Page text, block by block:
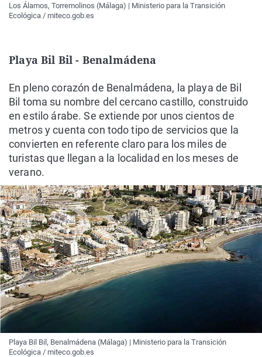
Los Álamos, Torremolinos (Málaga) | Ministerio para la Transición
Ecológica / miteco.gob.es
Playa Bil Bil - Benalmádena
En pleno corazón de Benalmádena, la playa de Bil
Bil toma su nombre del cercano castillo, construido
en estilo árabe. Se extiende por unos cientos de
metros y cuenta con todo tipo de servicios que la
convierten en referente claro para los miles de
turistas que llegan a la localidad en los meses de
verano.
Playa Bil Bil, Benalmádena (Málaga) | Ministerio para la Transición
Ecológica / miteco.gob.es